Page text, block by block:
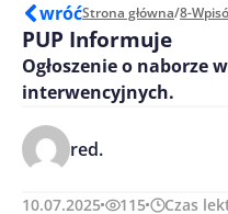
wróćStrona główna/8-
PUP Informuje
Ogłoszenie o naborze
interwencyjnych.
red.
10.07.2025 115 Czas